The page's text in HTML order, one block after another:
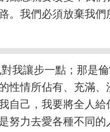
。我們必須放棄我
我讓步一點；那是
性情所佔有、充滿、
自己，我要將全人給
努力去愛各種不同